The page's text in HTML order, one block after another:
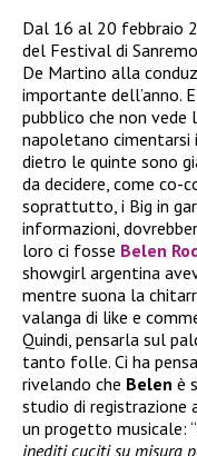
Dal 16 al 20 febbraio
del Festival di
De Martino alla
importante dell’anno.
pubblico che non vede
napoletano cimentarsi
dietro le quinte sono
da decidere, come co-
soprattutto, i Big in
informazioni,
loro ci fosse Belen
showgirl argentina
mentre suona la
valanga di like e
Quindi, pensarla sul
tanto folle. Ci ha
rivelando che Belen è
studio di registrazione
un progetto musicale: “
inediti cuciti su misura